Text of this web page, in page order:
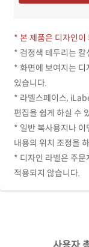
* 본 제품은 디자인이
* 검정색 테두리는 칼
* 화면에 보여지는 디
있습니다.
* 라벨스페이스,
편집을 쉽게 하실 수
* 일반 복사용지나 이
내용의 위치 조정을
* 디자인 라벨은 주문
적용되지 않습니다.